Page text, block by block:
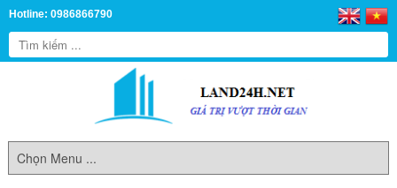
Hotline: 0986866790